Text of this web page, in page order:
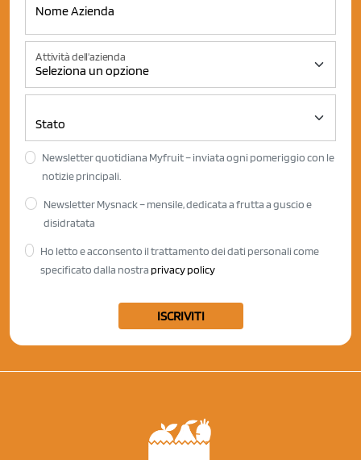
Attività dell'azienda
Newsletter quotidiana Myfruit – inviata ogni pomeriggio con le
notizie principali.
Newsletter Mysnack – mensile, dedicata a frutta a guscio e
disidratata
Ho letto e acconsento il trattamento dei dati personali come
specificato dalla nostra privacy policy
ISCRIVITI